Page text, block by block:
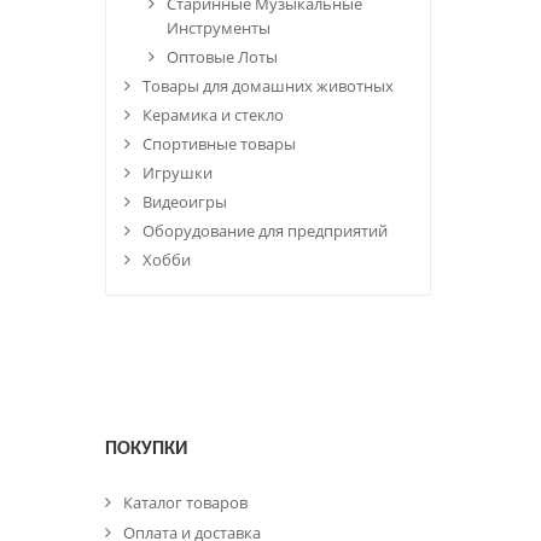
Инструменты
Оптовые Лоты
Товары для домашних животных
Керамика и стекло
Спортивные товары
Игрушки
Видеоигры
Оборудование для предприятий
Хобби
ПОКУПКИ
Каталог товаров
Оплата и доставка